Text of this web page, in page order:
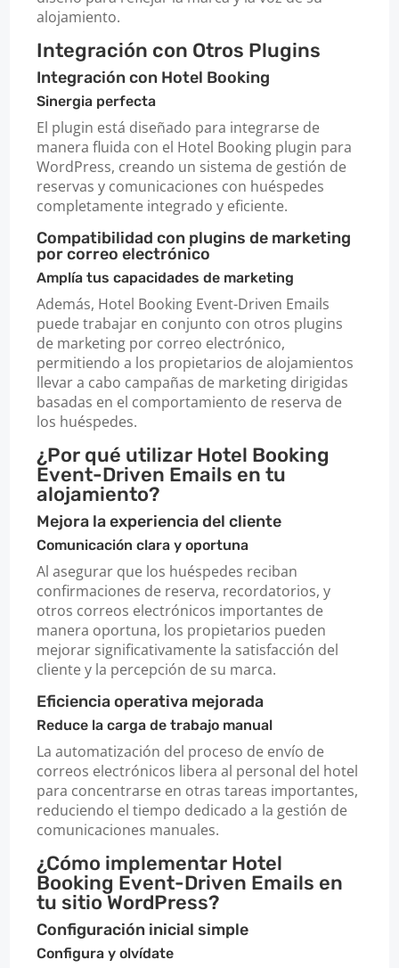
alojamiento.
Integración con Otros Plugins
Integración con Hotel Booking
Sinergia perfecta
El plugin está diseñado para integrarse de
manera fluida con el Hotel Booking plugin para
WordPress, creando un sistema de gestión de
reservas y comunicaciones con huéspedes
completamente integrado y eficiente.
Compatibilidad con plugins de marketing
por correo electrónico
Amplía tus capacidades de marketing
Además, Hotel Booking Event-Driven Emails
puede trabajar en conjunto con otros plugins
de marketing por correo electrónico,
permitiendo a los propietarios de alojamientos
llevar a cabo campañas de marketing dirigidas
basadas en el comportamiento de reserva de
los huéspedes.
¿Por qué utilizar Hotel Booking
Event-Driven Emails en tu
alojamiento?
Mejora la experiencia del cliente
Comunicación clara y oportuna
Al asegurar que los huéspedes reciban
confirmaciones de reserva, recordatorios, y
otros correos electrónicos importantes de
manera oportuna, los propietarios pueden
mejorar significativamente la satisfacción del
cliente y la percepción de su marca.
Eficiencia operativa mejorada
Reduce la carga de trabajo manual
La automatización del proceso de envío de
correos electrónicos libera al personal del hotel
para concentrarse en otras tareas importantes,
reduciendo el tiempo dedicado a la gestión de
comunicaciones manuales.
¿Cómo implementar Hotel
Booking Event-Driven Emails en
tu sitio WordPress?
Configuración inicial simple
Configura y olvídate